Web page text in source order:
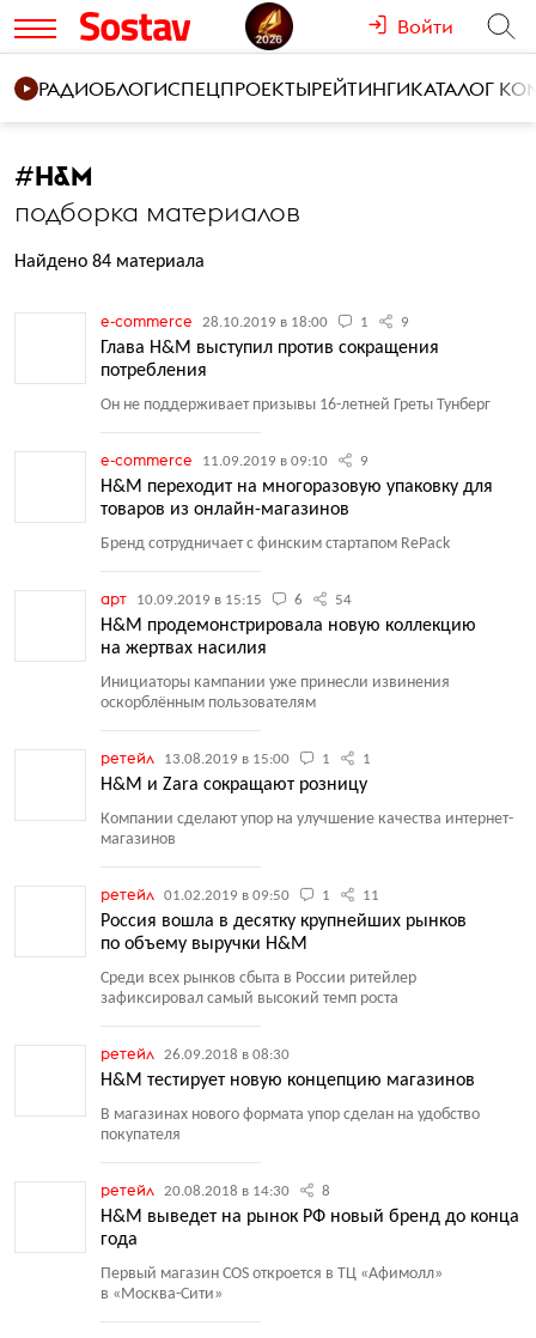
Войти
РАДИОБЛОГИСПЕЦПРОЕКТЫРЕЙТИНГИКАТАЛОГ
#H&M
подборка материалов
Найдено 84 материала
e-commerce 28.10.2019 в 18:00 1 9
Глава H&M выступил против сокращения
потребления
Он не поддерживает призывы 16-летней Греты Тунберг
e-commerce 11.09.2019 в 09:10 9
H&M переходит на многоразовую упаковку для
товаров из онлайн-магазинов
Бренд сотрудничает с финским стартапом RePack
арт 10.09.2019 в 15:15 6 54
H&M продемонстрировала новую коллекцию
на жертвах насилия
Инициаторы кампании уже принесли извинения
оскорблённым пользователям
ретейл 13.08.2019 в 15:00 1 1
H&M и Zara сокращают розницу
Компании сделают упор на улучшение качества интернет-
магазинов
ретейл 01.02.2019 в 09:50 1 11
Россия вошла в десятку крупнейших рынков
по объему выручки H&M
Среди всех рынков сбыта в России ритейлер
зафиксировал самый высокий темп роста
ретейл 26.09.2018 в 08:30
H&M тестирует новую концепцию магазинов
В магазинах нового формата упор сделан на удобство
покупателя
ретейл 20.08.2018 в 14:30 8
H&M выведет на рынок РФ новый бренд до конца
года
Первый магазин COS откроется в ТЦ «Афимолл»
в «Москва-Сити»